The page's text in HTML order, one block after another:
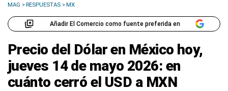
MAG >RESPUESTAS >MX
Añadir El Comercio como fuente preferida en
Precio del Dólar en México hoy,
jueves 14 de mayo 2026: en
cuánto cerró el USD a MXN